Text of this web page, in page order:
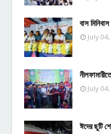
বাস
July
July
ঈদের ছুটি